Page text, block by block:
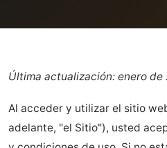
Última actualización: enero de
Al acceder y utilizar el sitio
adelante, "el Sitio"), usted